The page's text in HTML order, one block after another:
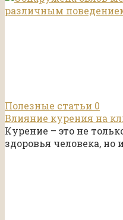
Полезные статьи 0
Влияние курения на
Курение – это не
здоровья человека,